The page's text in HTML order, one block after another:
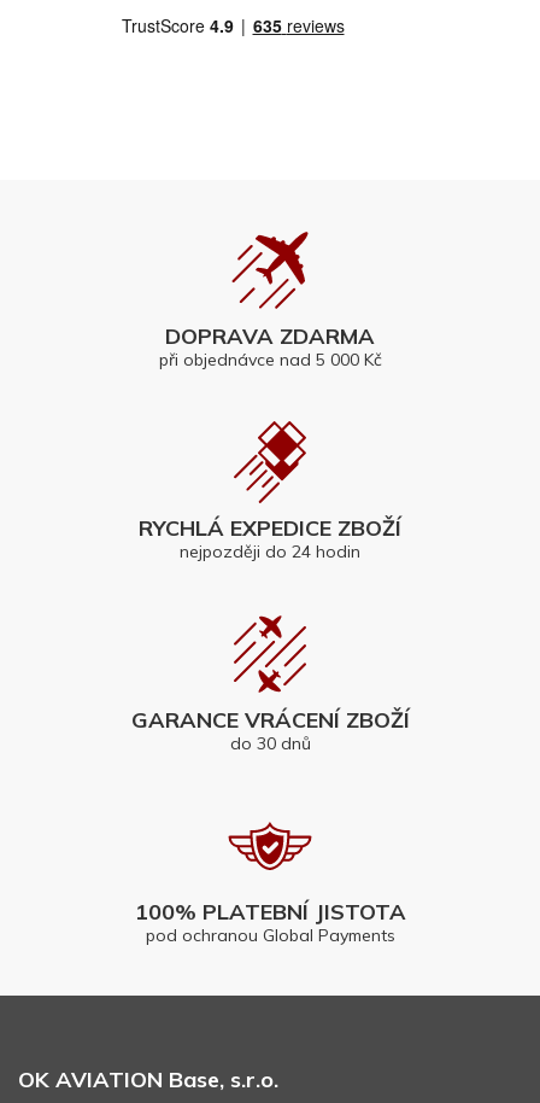
DOPRAVA ZDARMA
při objednávce nad 5 000 Kč
RYCHLÁ EXPEDICE ZBOŽÍ
nejpozději do 24 hodin
GARANCE VRÁCENÍ ZBOŽÍ
do 30 dnů
100% PLATEBNÍ JISTOTA
pod ochranou Global Payments
OK AVIATION Base, s.r.o.